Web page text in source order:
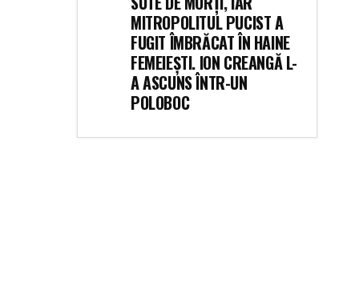
MITROPOLITUL PUCIST A
FUGIT ÎMBRĂCAT ÎN HAINE
FEMEIEȘTI. ION CREANGĂ L-
A ASCUNS ÎNTR-UN
POLOBOC